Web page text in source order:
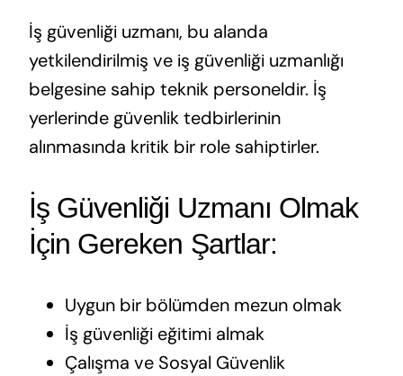
İş güvenliği uzmanı, bu alanda
yetkilendirilmiş ve iş güvenliği uzmanlığı
belgesine sahip teknik personeldir. İş
yerlerinde güvenlik tedbirlerinin
alınmasında kritik bir role sahiptirler.
İş Güvenliği Uzmanı Olmak
İçin Gereken Şartlar:
Uygun bir bölümden mezun olmak
İş güvenliği eğitimi almak
Çalışma ve Sosyal Güvenlik